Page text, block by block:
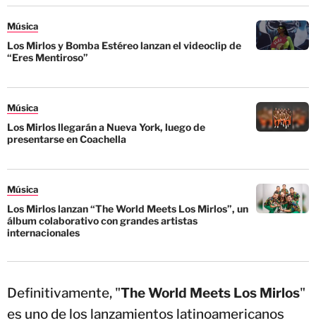
Música
Los Mirlos y Bomba Estéreo lanzan el videoclip de
“Eres Mentiroso”
Música
Los Mirlos llegarán a Nueva York, luego de
presentarse en Coachella
Música
Los Mirlos lanzan “The World Meets Los Mirlos”, un
álbum colaborativo con grandes artistas
internacionales
Definitivamente, "The World Meets Los Mirlos"
es uno de los lanzamientos latinoamericanos